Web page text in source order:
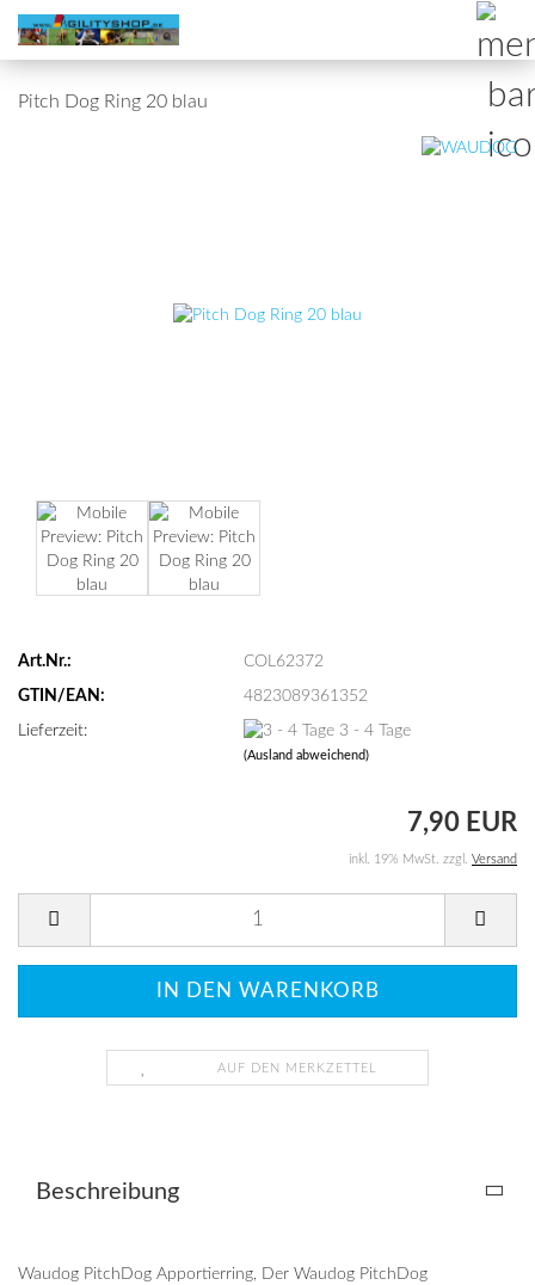
Pitch Dog Ring 20 blau
Art.Nr.: COL62372
GTIN/EAN: 4823089361352
Lieferzeit: 3 - 4 Tage
(Ausland abweichend)
7,90 EUR
inkl. 19% MwSt. zzgl. Versand
AUF DEN MERKZETTEL
Beschreibung
Waudog PitchDog Apportierring, Der Waudog PitchDog